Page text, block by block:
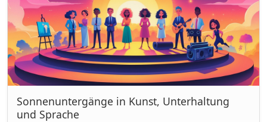
Sonnenuntergänge in Kunst, Unterhaltung
und Sprache